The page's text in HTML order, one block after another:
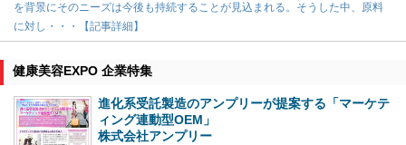
を背景にそのニーズは今後も持続することが見込まれる。そうした中、原料
に対し・・・【記事詳細】
健康美容EXPO 企業特集
進化系受託製造のアンプリーが提案する「マーケテ
ィング連動型OEM」
株式会社アンプリー